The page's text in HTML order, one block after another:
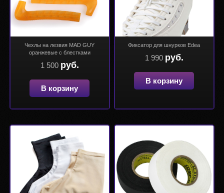
Чехлы на лезвия MAD GUY
оранжевые с блестками
1 500 руб.
В корзину
Фиксатор для шнурков Edea
1 990 руб.
В корзину